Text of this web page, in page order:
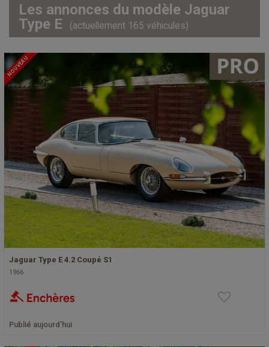
Les annonces du modèle Jaguar
Type E
(actuellement 165 véhicules)
NOUVEAU
Jaguar Type E 4.2 Coupé S1
1966
Publié aujourd'hui